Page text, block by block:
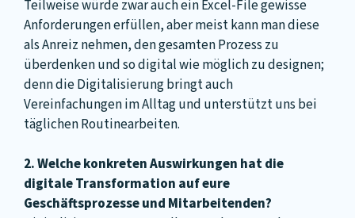
Teilweise würde zwar auch ein Excel-File gewisse
Anforderungen erfüllen, aber meist kann man diese
als Anreiz nehmen, den gesamten Prozess zu
überdenken und so digital wie möglich zu designen;
denn die Digitalisierung bringt auch
Vereinfachungen im Alltag und unterstützt uns bei
täglichen Routinearbeiten.
2. Welche konkreten Auswirkungen hat die
digitale Transformation auf eure
Geschäftsprozesse und Mitarbeitenden?